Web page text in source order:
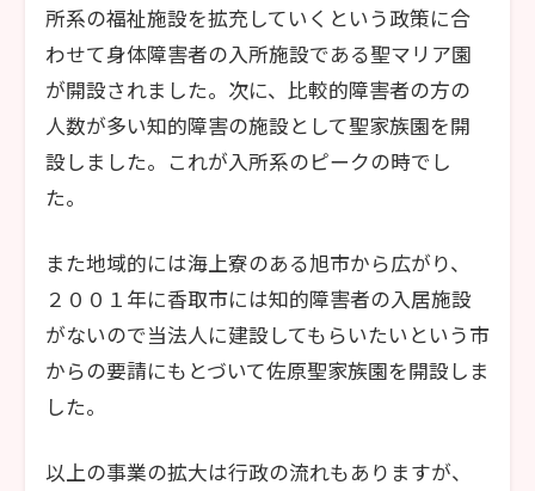
所系の福祉施設を拡充していくという政策に合
わせて身体障害者の入所施設である聖マリア園
が開設されました。次に、比較的障害者の方の
人数が多い知的障害の施設として聖家族園を開
設しました。これが入所系のピークの時でし
た。
また地域的には海上寮のある旭市から広がり、
２００１年に香取市には知的障害者の入居施設
がないので当法人に建設してもらいたいという市
からの要請にもとづいて佐原聖家族園を開設しま
した。
以上の事業の拡大は行政の流れもありますが、